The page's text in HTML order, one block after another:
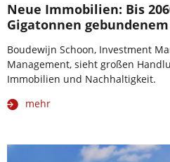
Neue Immobilien: Bis
Gigatonnen
Boudewijn Schoon, Investment
Management, sieht großen
Immobilien und Nachhaltigkeit.
mehr